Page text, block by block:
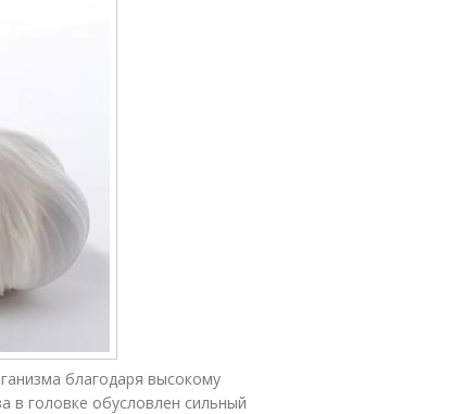
благодаря высокому
в головке обусловлен сильный